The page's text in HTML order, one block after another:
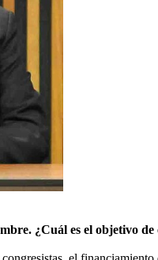
¿Cuál es el objetivo de